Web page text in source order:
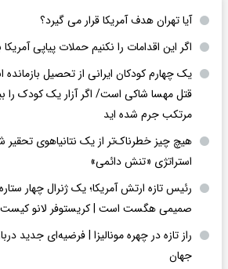
آیا تهران هدف آمریکا قرار می گیرد؟
اگر این اقدامات را نکنیم حملات پیاپی
یک چهارم کودکان ایرانی از تحصیل
قتل مهسا شاکی است/ اگر آزار یک کودک را
مرتکب جرم شده اید
هیچ چیز خطرناک‌تر از یک نتانیاهوی تحقیر
استراتژی «تنش دائمی»
رئیس تازه ارتش آمریکا؛ یک ژنرال چهار
صمیمی هگست است | کریستوفر لانو
راز تازه در چهره مونالیزا | فرضیه‌ای جدید
جهان